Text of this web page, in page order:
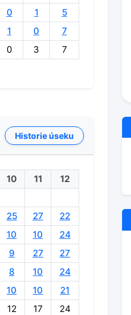
0 1
5
1 0
7
0 3 7
Historie úseku
10 11
12
25 27
22
10 10
24
9 27
27
8 10
24
10 10
21
12 17 24